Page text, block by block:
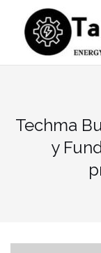
contenido
Techma
y